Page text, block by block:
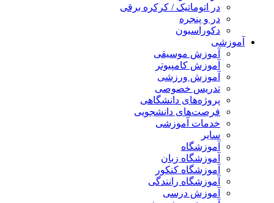
در اتوماتیک / کرکره برقی
در و پنجره
دکوراسیون
آموزشی
آموزش موسیقی
آموزش کامپیوتر
آموزش ورزشی
تدریس خصوصی
پروژه‌های دانشگاهی
فرصت‌های دانشجویی
خدمات آموزشی
سایر
آموزشگاه
آموزشگاه زبان
آموزشگاه کنکور
آموزشگاه رانندگی
آموزش درسی